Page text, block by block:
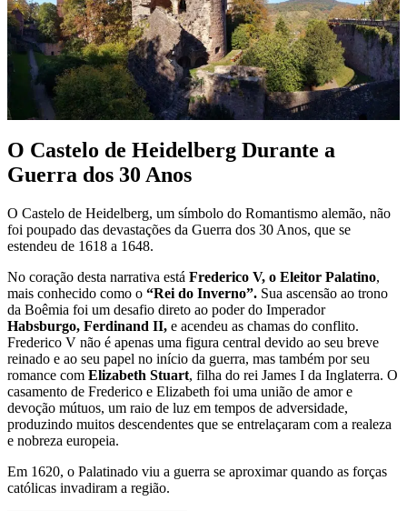
O Castelo de Heidelberg Durante a
Guerra dos 30 Anos
O Castelo de Heidelberg, um símbolo do Romantismo alemão, não
foi poupado das devastações da Guerra dos 30 Anos, que se
estendeu de 1618 a 1648.
No coração desta narrativa está Frederico V, o Eleitor Palatino,
mais conhecido como o “Rei do Inverno”. Sua ascensão ao trono
da Boêmia foi um desafio direto ao poder do Imperador
Habsburgo, Ferdinand II, e acendeu as chamas do conflito.
Frederico V não é apenas uma figura central devido ao seu breve
reinado e ao seu papel no início da guerra, mas também por seu
romance com Elizabeth Stuart, filha do rei James I da Inglaterra. O
casamento de Frederico e Elizabeth foi uma união de amor e
devoção mútuos, um raio de luz em tempos de adversidade,
produzindo muitos descendentes que se entrelaçaram com a realeza
e nobreza europeia.
Em 1620, o Palatinado viu a guerra se aproximar quando as forças
católicas invadiram a região.